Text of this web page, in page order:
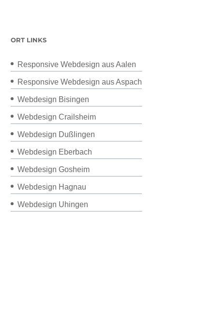
ORT LINKS
Responsive Webdesign aus Aalen
Responsive Webdesign aus Aspach
Webdesign Bisingen
Webdesign Crailsheim
Webdesign Dußlingen
Webdesign Eberbach
Webdesign Gosheim
Webdesign Hagnau
Webdesign Uhingen